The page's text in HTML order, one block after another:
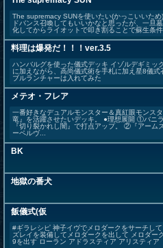
The supremacy SUNを使いたい(かっこいいた
ドバンス召喚してもいいかなと思ったが、一旦
化してからライオットで叩き割ることで蘇生条
料理は爆発だ！！！ver.3.5
ハンバルグを使った儀式デッキ イゾルデギミッ
に加えながら、高尚儀式術を手札に加え星8儀
ブルランチャーは入れてみた
メテオ・フレア
一番好きなデュアルモンスター＆真紅眼モンス
竜』を活躍させたいデッキ。 ●理想展開 ①バニ
『切り裂かれし闇』で打点アップ。 ②『アーム
ーペルヴ...
BK
地獄の番犬
飯儀式(仮
#ギラレシピ 神子イヴでメロダークをサーチし
ズレイを装備してメロダークを出して メロダー
9を出す ローラン アドラスティア アリスティア